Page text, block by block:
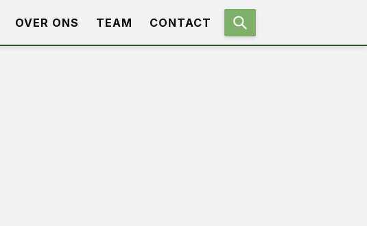
OVER ONS TEAM CONTACT